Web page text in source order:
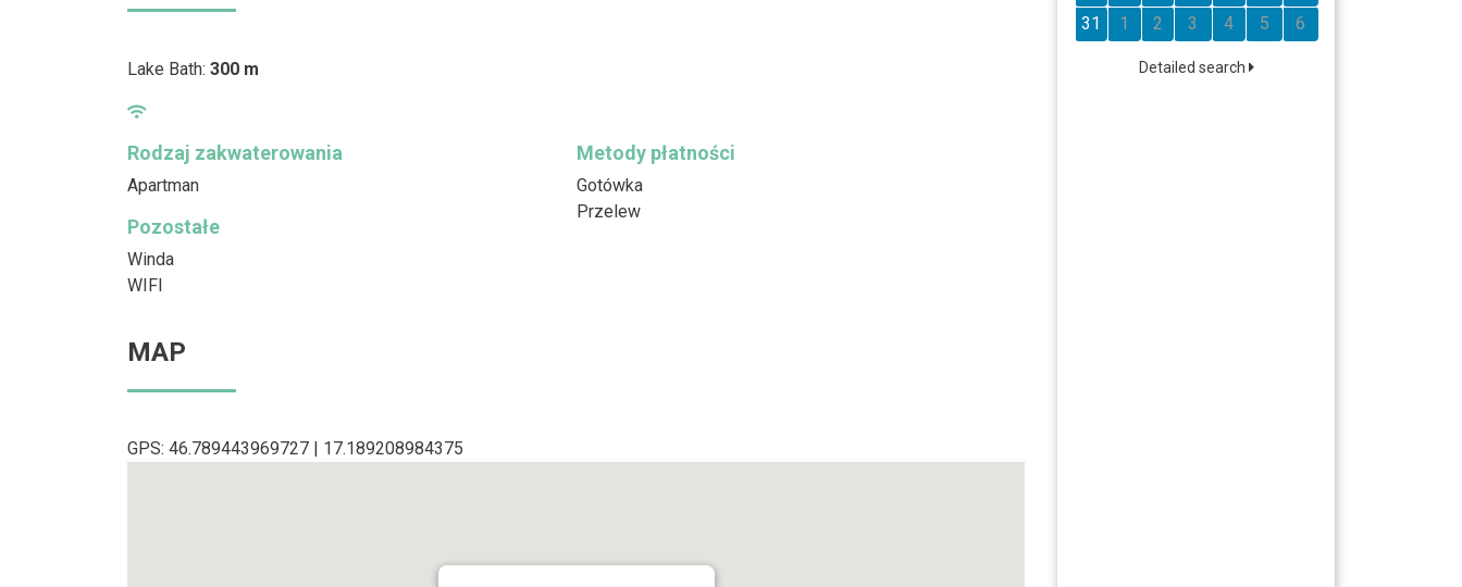
Lake Bath: 300 m
Rodzaj zakwaterowania
Apartman
Metody płatności
Gotówka
Przelew
Pozostałe
Winda
WIFI
MAP
GPS: 46.789443969727 | 17.189208984375
31
1 2 3 4 5 6
Detailed search